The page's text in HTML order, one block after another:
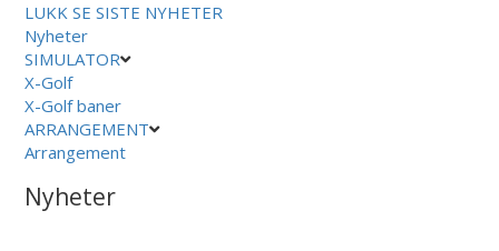
LUKK SE SISTE NYHETER
Nyheter
SIMULATOR
X-Golf
X-Golf baner
ARRANGEMENT
Arrangement
Nyheter